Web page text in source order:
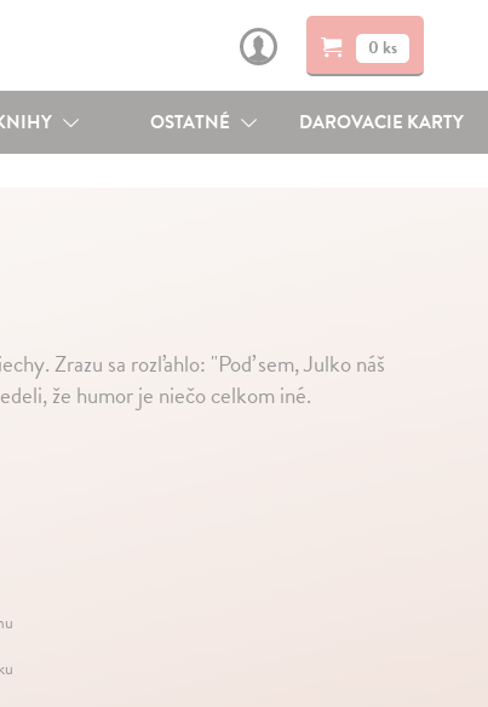
0 ks
OSTATNÉ DAROVACIE KARTY
Zrazu sa rozľahlo: "Poď sem, Julko náš
že humor je niečo celkom iné.